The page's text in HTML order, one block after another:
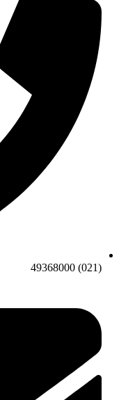
(021) 49368000